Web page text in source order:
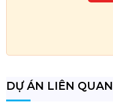
DỰ ÁN LIÊN QUAN